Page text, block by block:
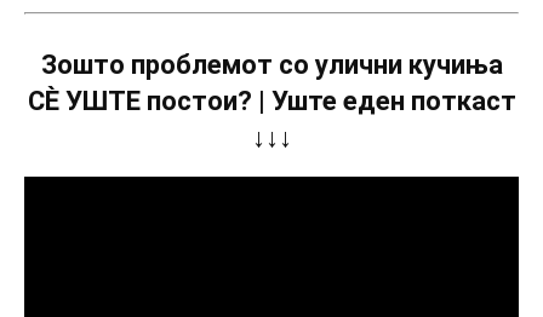
Зошто проблемот со улични кучиња
СÈ УШТЕ постои? | Уште еден поткаст
↓↓↓